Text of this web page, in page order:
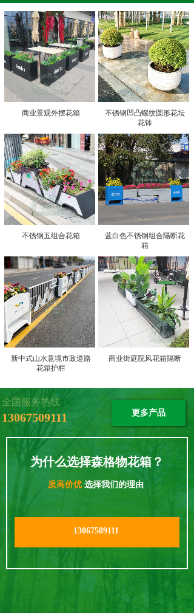
商业景观外摆花箱
不锈钢凹凸螺纹圆形花坛
花钵
不锈钢五组合花箱
蓝白色不锈钢组合隔断花
箱
新中式山水意境市政道路
花箱护栏
商业街庭院风花箱隔断
全国服务热线
13067509111 更多产品
质高价优选择我们的理由
为什么选择森格物花箱？
13067509111